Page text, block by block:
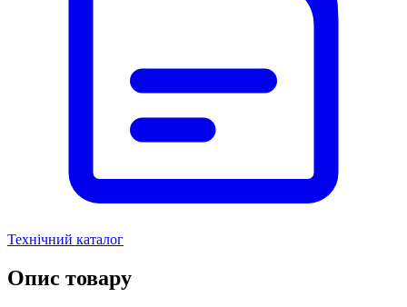
Технічний каталог
Опис товару